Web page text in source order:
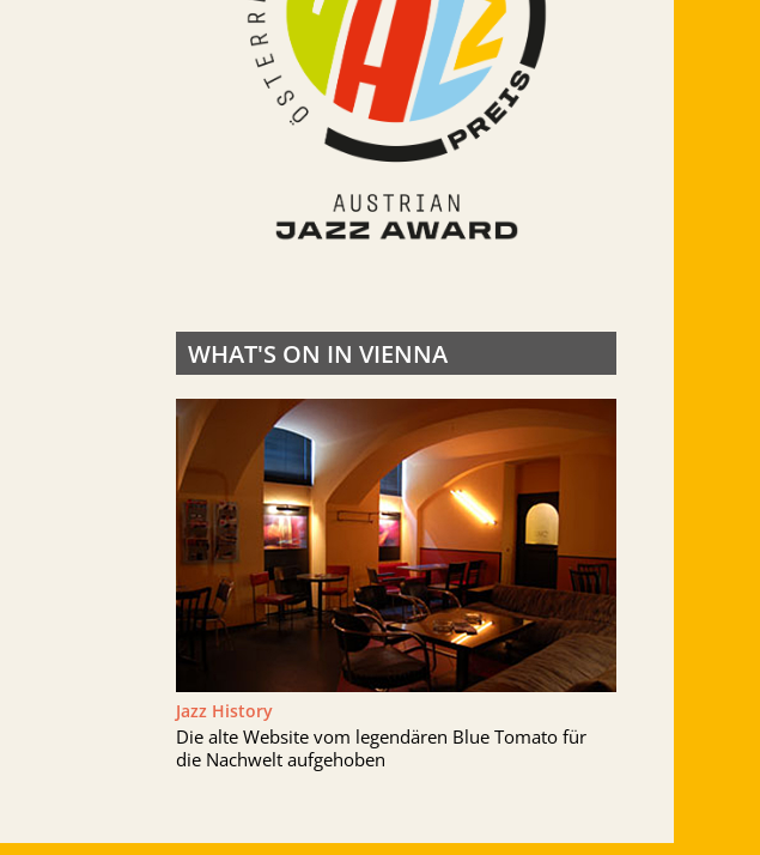
WHAT'S ON IN VIENNA
Jazz History
Die alte Website vom legendären Blue Tomato für
die Nachwelt aufgehoben